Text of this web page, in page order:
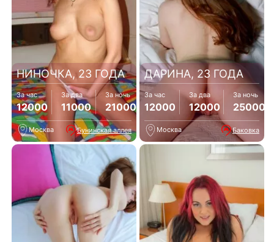
НИНОЧКА, 23 ГОДА
За час
12000
За два
11000
За ночь
21000
Москва Бунинская аллея
ДАРИНА, 23 ГОДА
За час
12000
За два
12000
За ночь
25000
Москва Баковка